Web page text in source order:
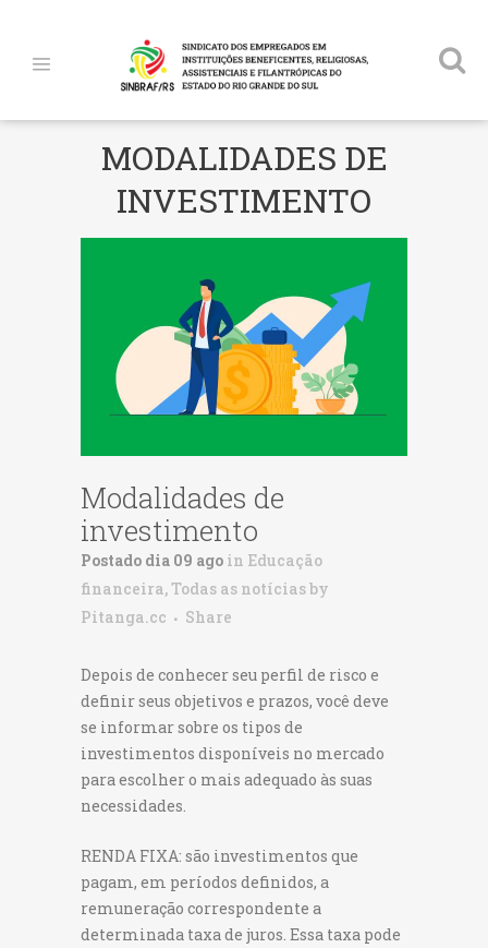
MODALIDADES DE
INVESTIMENTO
Modalidades de
investimento
Postado dia 09 ago in Educação
financeira,Todas as notíciasby
Pitanga.cc
Share
Depois de conhecer seu perfil de risco e
definir seus objetivos e prazos, você deve
se informar sobre os tipos de
investimentos disponíveis no mercado
para escolher o mais adequado às suas
necessidades.
RENDA FIXA: são investimentos que
pagam, em períodos definidos, a
remuneração correspondente a
determinada taxa de juros. Essa taxa pode